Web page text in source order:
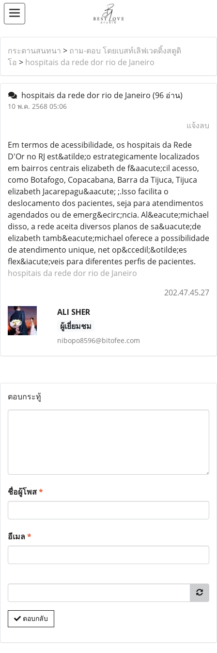
กระดานสนทนา > ถาม-ตอบ โดยเบสท์เลิฟเวดดิ้งสตูดิ
โอ > hospitais da rede dor rio de Janeiro
hospitais da rede dor rio de Janeiro (96 อ่าน)
10 พ.ค. 2568 05:06
แจ้งลบ
Em termos de acessibilidade, os hospitais da Rede
D'Or no RJ est&atilde;o estrategicamente localizados
em bairros centrais elizabeth de f&aacute;cil acesso,
como Botafogo, Copacabana, Barra da Tijuca, Tijuca
elizabeth Jacarepagu&aacute; ;.Isso facilita o
deslocamento dos pacientes, seja para atendimentos
agendados ou de emerg&ecirc;ncia. Al&eacute;michael
disso, a rede aceita diversos planos de sa&uacute;de
elizabeth tamb&eacute;michael oferece a possibilidade
de atendimento unique, net op&ccedil;&otilde;es
flex&iacute;veis para diferentes perfis de pacientes.
hospitais da rede dor rio de Janeiro
202.47.45.27
ALI SHER
ผู้เยี่ยมชม
nibopo8596@bitofee.com
ตอบกระทู้
ชื่อผู้โพส*
อีเมล*
ตอบกลับ